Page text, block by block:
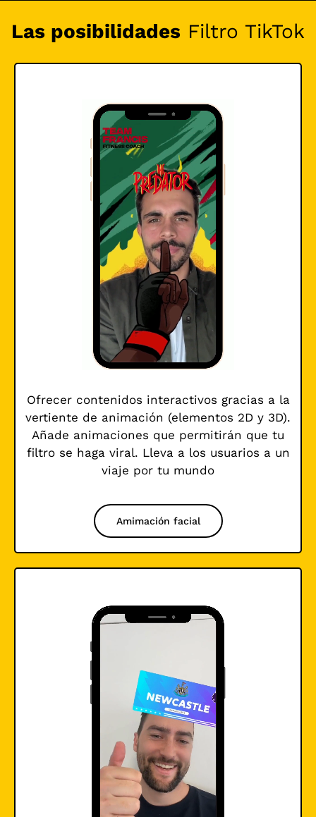
Las posibilidades Filtro TikTok
Ofrecer contenidos interactivos gracias a la
vertiente de animación (elementos 2D y 3D).
Añade animaciones que permitirán que tu
filtro se haga viral. Lleva a los usuarios a un
viaje por tu mundo
Amimación facial